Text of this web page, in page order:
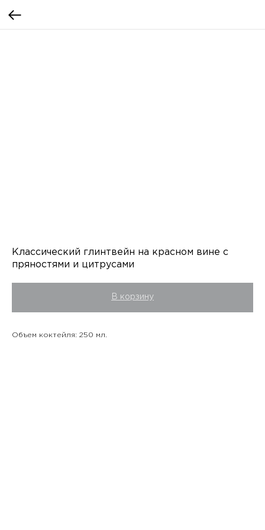
Классический глинтвейн на красном вине с
пряностями и цитрусами
В корзину
Объем коктейля: 250 мл.